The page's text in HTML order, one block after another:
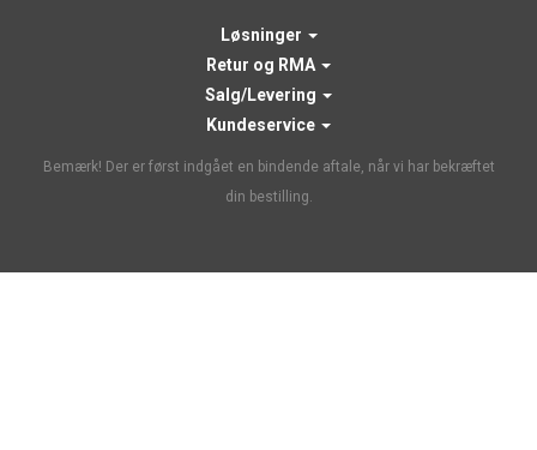
Løsninger
Retur og RMA
Salg/Levering
Kundeservice
Bemærk! Der er først indgået en bindende aftale, når vi har bekræftet
din bestilling.